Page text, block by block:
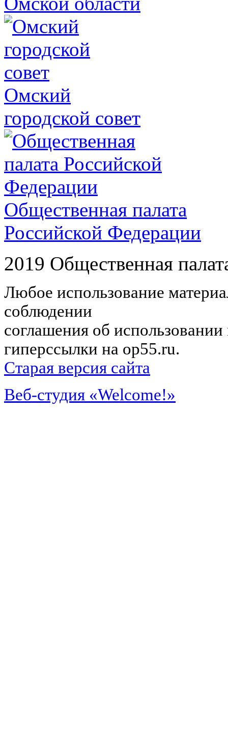
Омский
городской совет
Общественная палата
Российской Федерации
2019 Общественная
Любое использование
соблюдении
соглашения об
гиперссылки на op55.ru.
Старая версия сайта
Веб-студия «Welcome!»